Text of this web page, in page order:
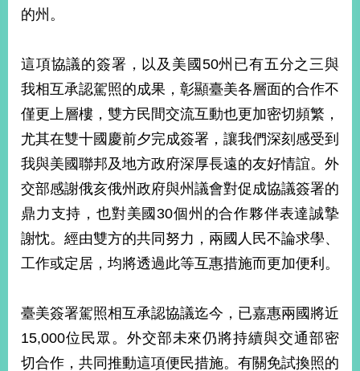
和
平
照
首
頁
網
站
導
覽
關
於
本
部
新
心
交
的州。
這項協議的簽署，以及美國50州已有五分之三與
我相互承認駕照的成果，彰顯臺美各層面的合作不
僅更上層樓，雙方民間交流互動也更加密切頻繁，
尤其在雙十國慶前夕完成簽署，讓我們深刻感受到
我與美國聯邦及地方政府深厚長遠的友好情誼。外
交部感謝俄亥俄州政府與州議會對促成協議簽署的
鼎力支持，也對美國30個州的合作夥伴表達誠摯
謝忱。經由雙方的共同努力，兩國人民不論求學、
工作或定居，均將透過此等互惠措施而更加便利。
臺美簽署駕照相互承認協議迄今，已嘉惠兩國將近
15,000位民眾。外交部未來仍將持續與交通部密
切合作，共同推動這項便民措施。有關免試換照的